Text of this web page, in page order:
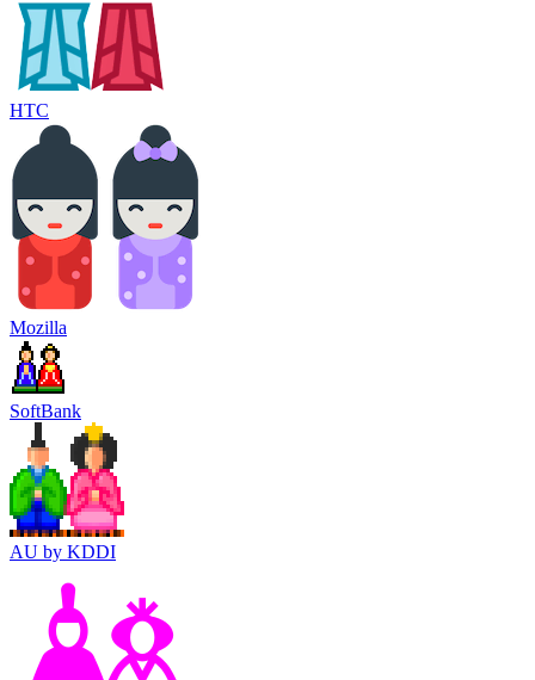
HTC
Mozilla
SoftBank
AU by KDDI